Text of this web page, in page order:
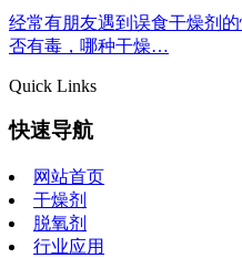
经常有朋友遇到误食干燥剂
否有毒，哪种干燥…
Quick Links
快速导航
网站首页
干燥剂
脱氧剂
行业应用